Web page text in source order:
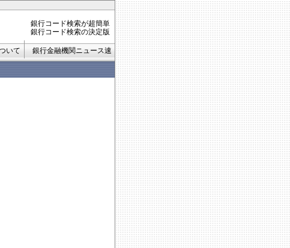
銀行コード検索が超簡単
銀行コード検索の決定版
いて
銀行金融機関ニュース速